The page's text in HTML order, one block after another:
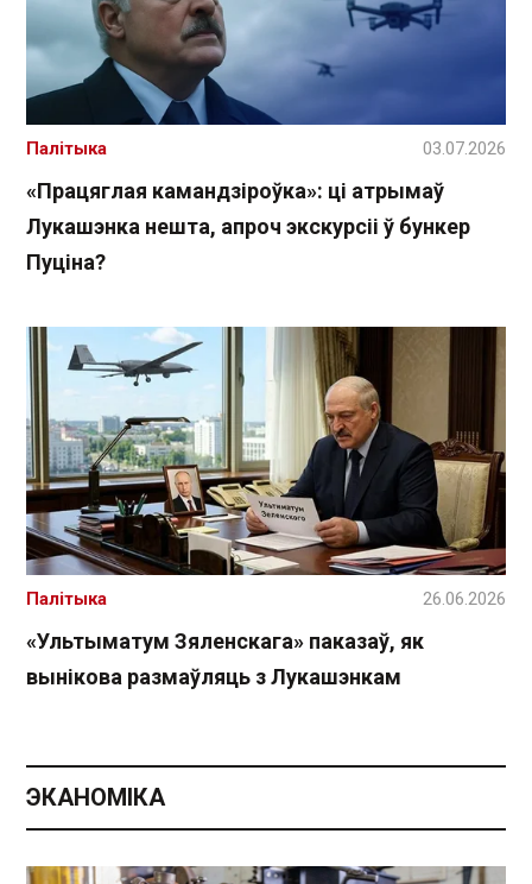
«Працяглая камандзіроўка»: ці атрымаў
Лукашэнка нешта, апроч экскурсіі ў бункер
Пуціна?
Палітыка 03.07.2026
«Ультыматум Зяленскага» паказаў, як
вынікова размаўляць з Лукашэнкам
Палітыка 26.06.2026
ЭКАНОМІКА